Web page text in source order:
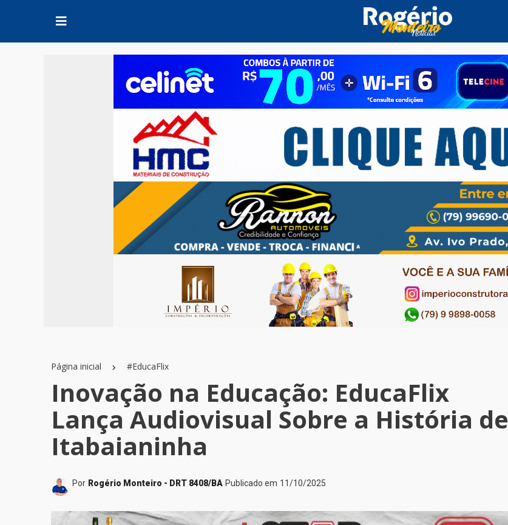
Página inicial #EducaFlix
Inovação na Educação: EducaFlix
Lança Audiovisual Sobre a História de
Itabaianinha
Por Rogério Monteiro - DRT 8408/BA Publicado em 11/10/2025